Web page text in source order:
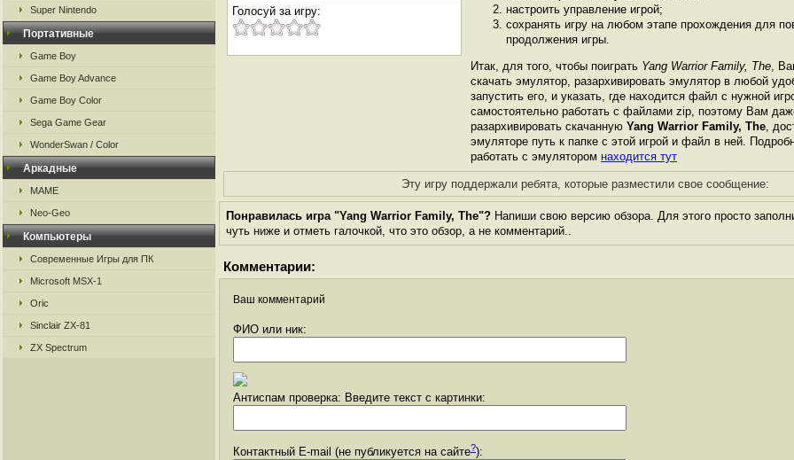
Super Nintendo
Портативные
Game Boy
Game Boy Advance
Game Boy Color
Sega Game Gear
WonderSwan / Color
Аркадные
MAME
Neo-Geo
Компьютеры
Современные Игры для ПК
Microsoft MSX-1
Oric
Sinclair ZX-81
ZX Spectrum
Голосуй за игру:
настроить управление игрой;
сохранять игру на любом этапе прохождения для
продолжения игры.
Итак, для того, чтобы поиграть Yang Warrior Family, The,
скачать эмулятор, разархивировать эмулятор в любой
запустить его, и указать, где находится файл с нужной
самостоятельно работать с файлами zip, поэтому Вам
разархивировать скачанную Yang Warrior Family, The,
эмуляторе путь к папке с этой игрой и файл в ней.
работать с эмулятором находится тут
Эту игру поддержали ребята, которые разместили свое сообщение:
Понравилась игра "Yang Warrior Family, The"? Напиши свою версию обзора. Для этого просто
чуть ниже и отметь галочкой, что это обзор, а не комментарий..
Комментарии:
Ваш комментарий
ФИО или ник:
Антиспам проверка: Введите текст с картинки:
Контактный E-mail (не публикуется на сайте?):